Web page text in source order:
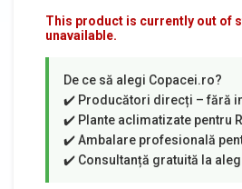
This product is currently out of
unavailable.